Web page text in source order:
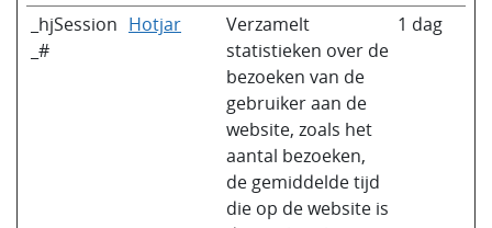
_hjSession
_#
Hotjar
Verzamelt
statistieken over de
bezoeken van de
gebruiker aan de
website, zoals het
aantal bezoeken,
de gemiddelde tijd
die op de website is
1 dag